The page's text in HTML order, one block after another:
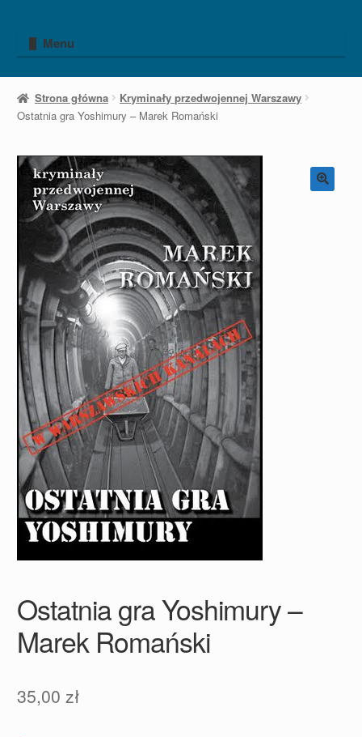
do
nawigacji
do
treści
Menu
Strona główna
Kryminały przedwojennej Warszawy
Ostatnia gra Yoshimury – Marek Romański
Ostatnia gra Yoshimury –
Marek Romański
35,00 zł